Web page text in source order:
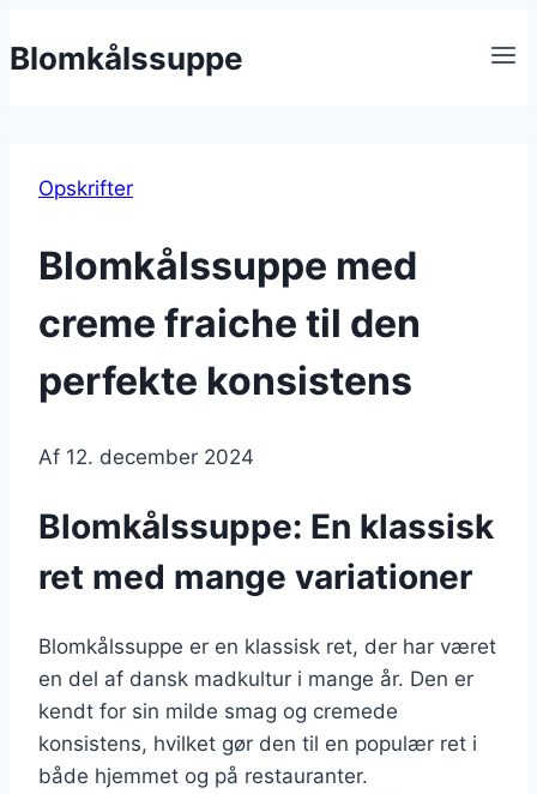
til
Blomkålssuppe
Opskrifter
Blomkålssuppe med
creme fraiche til den
perfekte konsistens
Af 12. december 2024
Blomkålssuppe: En klassisk
ret med mange variationer
Blomkålssuppe er en klassisk ret, der har været
en del af dansk madkultur i mange år. Den er
kendt for sin milde smag og cremede
konsistens, hvilket gør den til en populær ret i
både hjemmet og på restauranter.